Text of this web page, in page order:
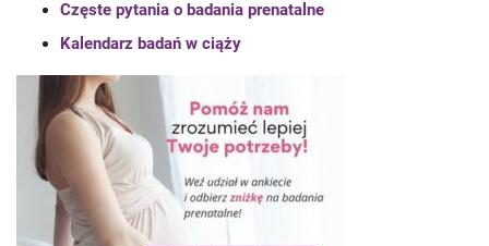
Częste pytania o badania prenatalne
Kalendarz badań w ciąży